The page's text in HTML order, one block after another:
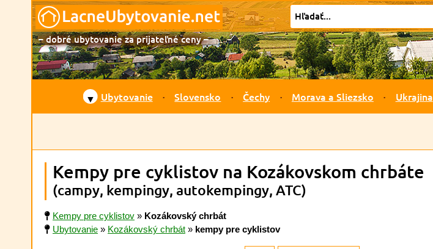
– dobré ubytovanie za prijateľné ceny –
▼ Ubytovanie Slovensko Čechy Morava a Sliezsko Ukrajina
Kempy pre cyklistov na Kozákovskom chrbáte
(campy, kempingy, autokempingy, ATC)
Kempy pre cyklistov » Kozákovský chrbát
Ubytovanie » Kozákovský chrbát » kempy pre cyklistov